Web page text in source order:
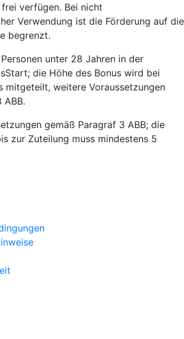
verfügen. Bei nicht
Verwendung ist die Förderung auf die
begrenzt.
unter 28 Jahren in der
die Höhe des Bonus wird bei
mitgeteilt, weitere Voraussetzungen
ABB.
gemäß Paragraf 3 ABB; die
zur Zuteilung muss mindestens 5